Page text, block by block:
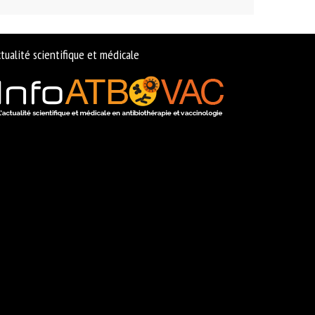
scientifique et médicale